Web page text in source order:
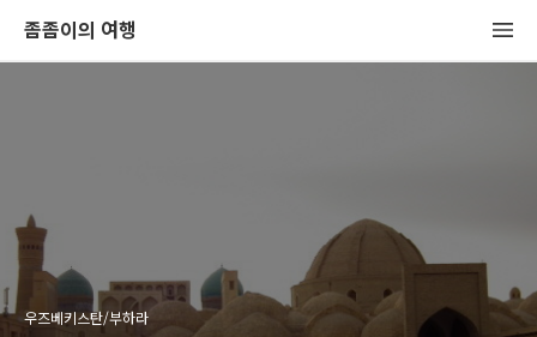
좀좀이의 여행
우즈베키스탄/부하라